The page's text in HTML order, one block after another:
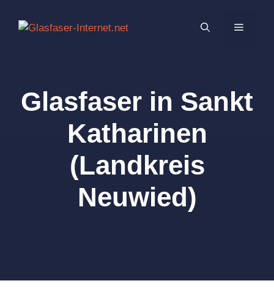
Inhalt
MENÜ
Glasfaser in Sankt
Katharinen
(Landkreis
Neuwied)